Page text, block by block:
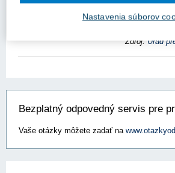
Zdroj: Úrad
Bezplatný odpovedný servis pre
Vaše otázky môžete zadať na
Nastavenia súborov